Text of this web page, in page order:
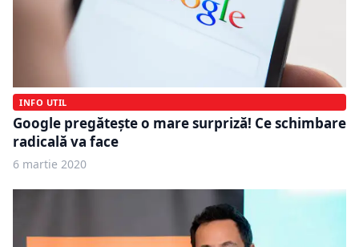
INFO UTIL
Google pregătește o mare surpriză! Ce schimbare
radicală va face
6 martie 2020